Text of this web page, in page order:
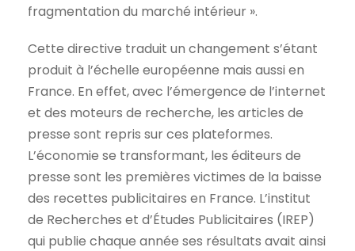
fragmentation du marché intérieur ».
Cette directive traduit un changement s’étant
produit à l’échelle européenne mais aussi en
France. En effet, avec l’émergence de l’internet
et des moteurs de recherche, les articles de
presse sont repris sur ces plateformes.
L’économie se transformant, les éditeurs de
presse sont les premières victimes de la baisse
des recettes publicitaires en France. L’institut
de Recherches et d’Études Publicitaires (IREP)
qui publie chaque année ses résultats avait ainsi